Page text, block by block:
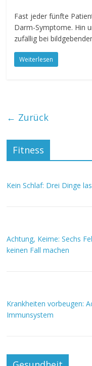
Fast jeder fünfte
Darm-Symptome. Hin
zufällig bei
Weiterlesen
← Zurück
Fitness
Kein Schlaf: Drei Dinge
Achtung, Keime: Sechs
keinen Fall machen
Krankheiten vorbeugen:
Immunsystem